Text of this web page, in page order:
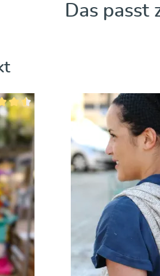
Das passt
Bewertung von 4.5 von 5 Sternen